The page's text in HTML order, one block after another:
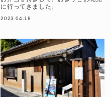
に行ってきました。
2023.04.18